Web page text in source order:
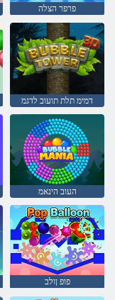
פרפר הצלה
דמימ תלת תועוב לדגמ
העוב הינאמ
פופ ןולב